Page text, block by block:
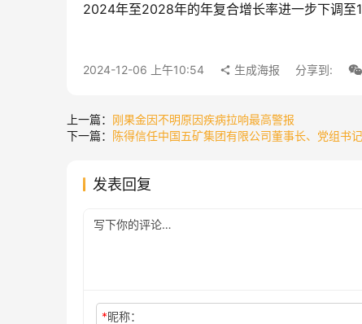
2024年至2028年的年复合增长率进一步下调至
2024-12-06 上午10:54 生成海报 分享到:
上一篇： 刚果金因不明原因疾病拉响最高警报
下一篇：
陈得信任中国五矿集团有限公司董事长、党组书记
发表回复
*昵称：